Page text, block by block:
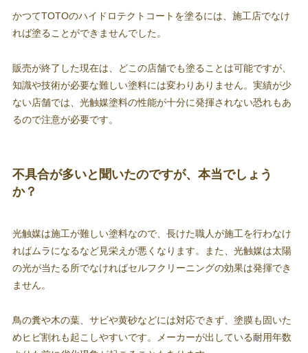
かつてTOTOのハイドロテクトコートを塗るには、施工店でなけ
れば塗ることができませんでした。
販売が終了した現在は、どこの店舗でも塗ることは可能ですが、
知識や技術が必要な難しい塗料には変わりありません。実績が少
ない店舗では、光触媒塗料の性能が十分に発揮されない恐れもあ
るので注意が必要です。
不具合が多いと聞いたのですが、本当でしょう
か？
光触媒は施工が難しい塗料なので、長けた職人が施工を行わなけ
ればムラになるなど見栄えが悪くなります。また、光触媒は太陽
の光が当たる所でなければセルフクリーニングの効果は発揮でき
ません。
鳥の糞や木の葉、サビや黄砂などには対応できず、塗膜も固いた
めヒビ割れも起こしやすいです。メーカーが出している耐用年数